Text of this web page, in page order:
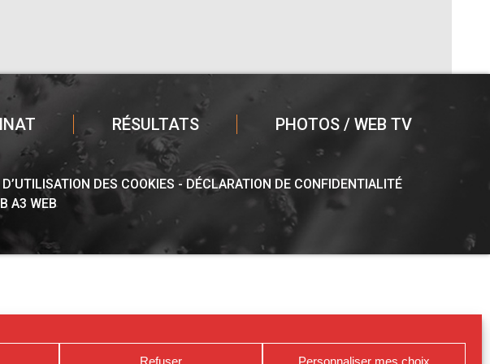
Refuser Personnaliser mes choix
RÉSULTATS PHOTOS / WEB TV
DES COOKIES
DÉCLARATION DE CONFIDENTIALITÉ
A3 WEB